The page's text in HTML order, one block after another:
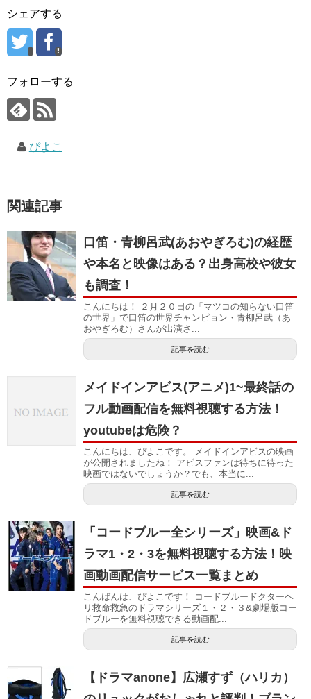
シェアする
フォローする
ぴよこ
関連記事
口笛・青柳呂武(あおやぎろむ)の経歴
や本名と映像はある？出身高校や彼女
も調査！
こんにちは！ ２月２０日の「マツコの知らない口笛
の世界」で口笛の世界チャンピョン・青柳呂武（あ
おやぎろむ）さんが出演さ...
記事を読む
メイドインアビス(アニメ)1~最終話の
フル動画配信を無料視聴する方法！
youtubeは危険？
こんにちは、ぴよこです。 メイドインアビスの映画
が公開されましたね！ アビスファンは待ちに待った
映画ではないでしょうか？でも、本当に...
記事を読む
「コードブルー全シリーズ」映画&ド
ラマ1・2・3を無料視聴する方法！映
画動画配信サービス一覧まとめ
こんばんは、ぴよこです！ コードブルードクターヘ
リ救命救急のドラマシリーズ１・２・３&劇場版コー
ドブルーを無料視聴できる動画配...
記事を読む
【ドラマanone】広瀬すず（ハリカ）